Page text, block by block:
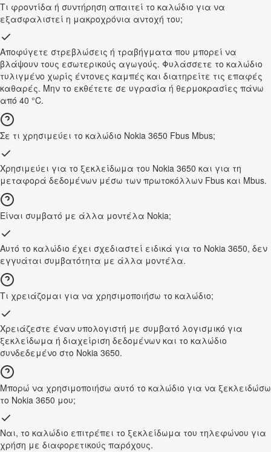
Τι φροντίδα ή συντήρηση απαιτεί το καλώδιο για να
εξασφαλιστεί η μακροχρόνια αντοχή του;
Αποφύγετε στρεβλώσεις ή τραβήγματα που μπορεί να
βλάψουν τους εσωτερικούς αγωγούς. Φυλάσσετε το καλώδιο
τυλιγμένο χωρίς έντονες καμπές και διατηρείτε τις επαφές
καθαρές. Μην το εκθέτετε σε υγρασία ή θερμοκρασίες πάνω
από 40 °C.
Σε τι χρησιμεύει το καλώδιο Nokia 3650 Fbus Mbus;
Χρησιμεύει για το ξεκλείδωμα του Nokia 3650 και για τη
μεταφορά δεδομένων μέσω των πρωτοκόλλων Fbus και Mbus.
Είναι συμβατό με άλλα μοντέλα Nokia;
Αυτό το καλώδιο έχει σχεδιαστεί ειδικά για το Nokia 3650, δεν
εγγυάται συμβατότητα με άλλα μοντέλα.
Τι χρειάζομαι για να χρησιμοποιήσω το καλώδιο;
Χρειάζεστε έναν υπολογιστή με συμβατό λογισμικό για
ξεκλείδωμα ή διαχείριση δεδομένων και το καλώδιο
συνδεδεμένο στο Nokia 3650.
Μπορώ να χρησιμοποιήσω αυτό το καλώδιο για να ξεκλειδώσω
το Nokia 3650 μου;
Ναι, το καλώδιο επιτρέπει το ξεκλείδωμα του τηλεφώνου για
χρήση με διαφορετικούς παρόχους.